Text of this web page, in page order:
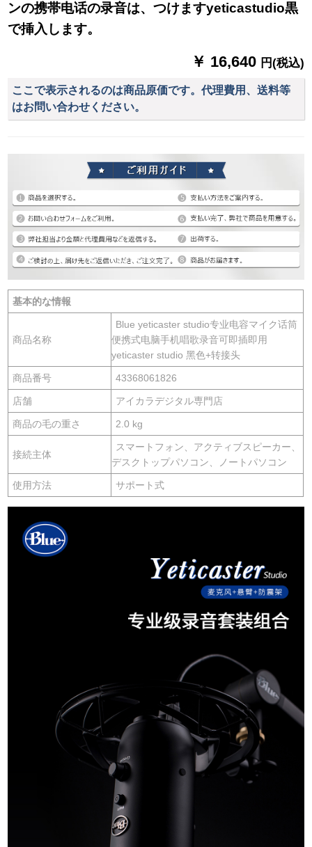
ンの携帯电话の录音は、つけますyeticastudio黒
で挿入します。
￥ 16,640 円(税込)
ここで表示されるのは商品原価です。代理費用、送料等
はお問い合わせください。
基本的な情報
商品名称
Blue yeticaster studio专业电容マイク话筒
便携式电脑手机唱歌录音可即插即用
yeticaster studio 黑色+转接头
商品番号 43368061826
店舗 アイカラデジタル専門店
商品の毛の重さ 2.0 kg
接続主体
スマートフォン、アクティブスピーカー、
デスクトップパソコン、ノートパソコン
使用方法 サポート式